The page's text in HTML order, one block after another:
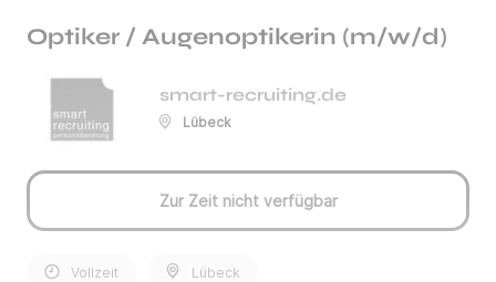
Optiker / Augenoptikerin (m/w/d)
smart-recruiting.de
Lübeck
Zur Zeit nicht verfügbar
Vollzeit Lübeck